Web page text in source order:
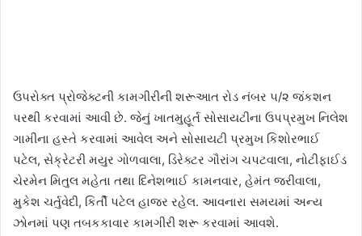
ઉપરોક્ત પ્રોજેક્ટની કામગીરીની શરૂઆત રોડ નંબર ૫/૨ જંકશન
પરથી કરવામાં આવી છે. જેનું ખાતમુહૂર્ત સોસાયટીના ઉપપ્રમુખ નિલેશ
ગામીના હસ્તે કરવામાં આવેલ અને સોસાયટી પ્રમુખ કિશોરભાઈ
પટેલ, સેક્રેટરી મયુર ગોળવાલા, ડિરેક્ટર ગૌરાંગ ચપટવાલા, નોટીફાઈડ
ચેરમેન મિતુલ મહેતા તથા દિનેશભાઈ કામનવાર, હેમંત જરીવાલા,
મુકેશ ચર્તુવેદી, કિર્તી પટેલ હાજર રહેલ. આવનારા સમયમાં અન્ય
ઝોનમાં પણ તબકકાવાર કામગીરી શરૂ કરવામાં આવશે.